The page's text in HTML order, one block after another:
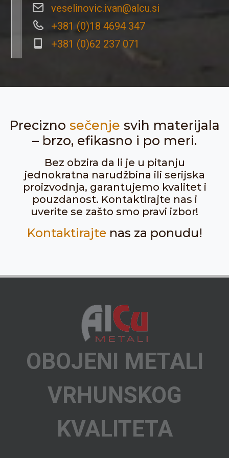
veselinovic.ivan@alcu.si
+381 (0)18 4694 347
+381 (0)62 237 071
Precizno sečenje svih materijala
– brzo, efikasno i po meri.
Bez obzira da li je u pitanju
jednokratna narudžbina ili serijska
proizvodnja, garantujemo kvalitet i
pouzdanost. Kontaktirajte nas i
uverite se zašto smo pravi izbor!
Kontaktirajtenas za ponudu!
OBOJENI METALI
VRHUNSKOG
KVALITETA